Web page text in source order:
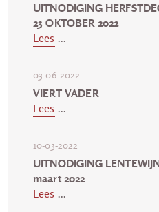
UITNODIGING
23 OKTOBER 2022
Lees ...
03-06-2022
VIERT VADER
Lees ...
10-03-2022
UITNODIGING
maart 2022
Lees ...